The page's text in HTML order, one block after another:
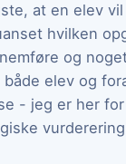
at en elev
hvilken
og
både elev og
- jeg er her